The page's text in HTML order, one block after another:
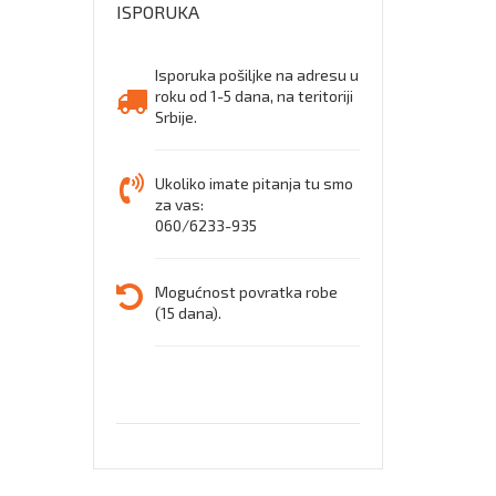
ISPORUKA
Isporuka pošiljke na adresu u
roku od 1-5 dana, na teritoriji
Srbije.
Ukoliko imate pitanja tu smo
za vas:
060/6233-935
Mogućnost povratka robe
(15 dana).